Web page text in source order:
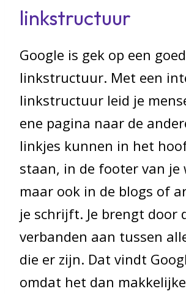
linkstructuur
Google is gek op een
linkstructuur. Met een
linkstructuur leid je
ene pagina naar de
linkjes kunnen in het
staan, in de footer van je
maar ook in de blogs of
je schrijft. Je brengt door
verbanden aan tussen
die er zijn. Dat vindt
omdat het dan